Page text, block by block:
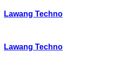
Lawang Techno
Lawang Techno